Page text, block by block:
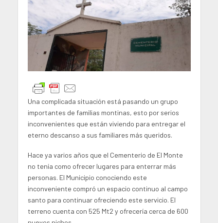
Una complicada situación está pasando un grupo
importantes de familias montinas, esto por serios
inconvenientes que están viviendo para entregar el
eterno descanso a sus familiares más queridos.
Hace ya varios años que el Cementerio de El Monte
no tenía como ofrecer lugares para enterrar más
personas. El Municipio conociendo este
inconveniente compró un espacio continuo al campo
santo para continuar ofreciendo este servicio. El
terreno cuenta con 525 Mt2 y ofrecería cerca de 600